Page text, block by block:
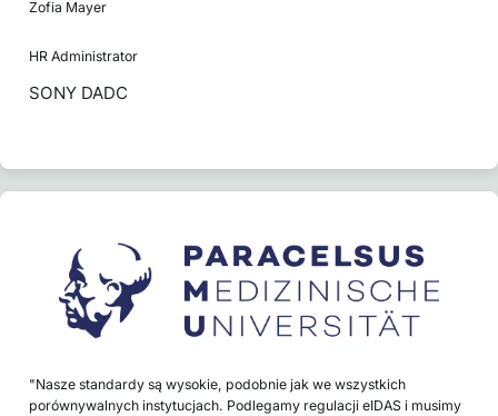
Zofia Mayer
HR Administrator
SONY DADC
"Nasze standardy są wysokie, podobnie jak we wszystkich
porównywalnych instytucjach. Podlegamy regulacji eIDAS i musimy